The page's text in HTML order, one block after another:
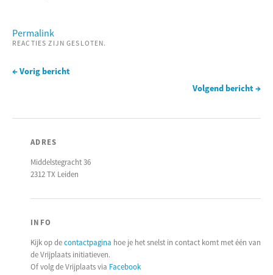
Permalink
REACTIES ZIJN GESLOTEN.
← Vorig bericht
Volgend bericht →
ADRES
Middelstegracht 36
2312 TX Leiden
INFO
Kijk op decontactpagina hoe je het snelst in contact komt met één van
de Vrijplaats initiatieven.
Of volg de Vrijplaats via Facebook